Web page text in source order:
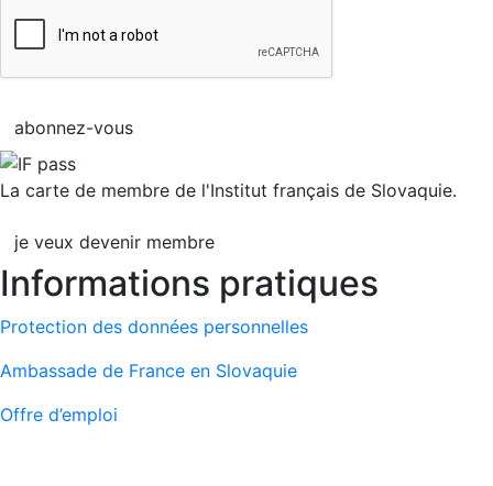
abonnez-vous
La carte de membre de l'Institut français de Slovaquie.
je veux devenir membre
Informations pratiques
Protection des données personnelles
Ambassade de France en Slovaquie
Offre d’emploi